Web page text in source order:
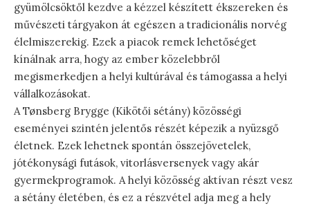
gyümölcsöktől kezdve a kézzel készített ékszereken és
művészeti tárgyakon át egészen a tradicionális norvég
élelmiszerekig. Ezek a piacok remek lehetőséget
kínálnak arra, hogy az ember közelebbről
megismerkedjen a helyi kultúrával és támogassa a helyi
vállalkozásokat.
A Tønsberg Brygge (Kikötői sétány) közösségi
eseményei szintén jelentős részét képezik a nyüzsgő
életnek. Ezek lehetnek spontán összejövetelek,
jótékonysági futások, vitorlásversenyek vagy akár
gyermekprogramok. A helyi közösség aktívan részt vesz
a sétány életében, és ez a részvétel adja meg a hely